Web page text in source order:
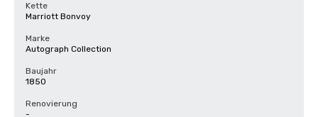
Kette
Marriott Bonvoy
Marke
Autograph Collection
Baujahr
1850
Renovierung
-